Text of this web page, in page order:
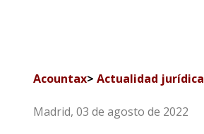
Acountax> Actualidad jurídica
Madrid, 03 de agosto de 2022